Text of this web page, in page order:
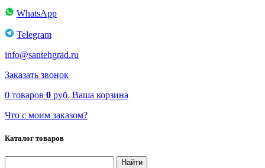
WhatsApp
Telegram
info@santehgrad.ru
Заказать звонок
0 товаров 0 руб. Ваша корзина
Что с моим заказом?
Каталог товаров